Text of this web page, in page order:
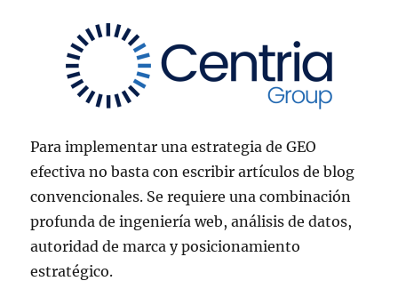
Para implementar una estrategia de GEO
efectiva no basta con escribir artículos de blog
convencionales. Se requiere una combinación
profunda de ingeniería web, análisis de datos,
autoridad de marca y posicionamiento
estratégico.